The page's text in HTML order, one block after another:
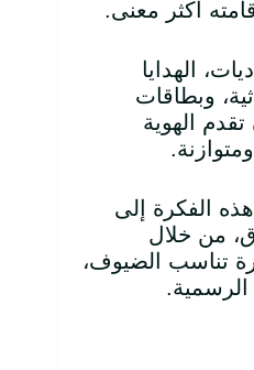
أكثر معنى.
الهدايا
وبطاقات
الهوية
الفكرة إلى
من خلال
تناسب الضيوف،
الرسمية.